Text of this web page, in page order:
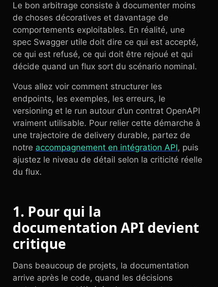
Le bon arbitrage consiste à documenter moins
de choses décoratives et davantage de
comportements exploitables. En réalité, une
spec Swagger utile doit dire ce qui est accepté,
ce qui est refusé, ce qui doit être rejoué et qui
décide quand un flux sort du scénario nominal.
Vous allez voir comment structurer les
endpoints, les exemples, les erreurs, le
versioning et le run autour d’un contrat OpenAPI
vraiment utilisable. Pour relier cette démarche à
une trajectoire de delivery durable, partez de
notre accompagnement en intégration API, puis
ajustez le niveau de détail selon la criticité réelle
du flux.
1. Pour qui la
documentation API devient
critique
Dans beaucoup de projets, la documentation
arrive après le code, quand les décisions